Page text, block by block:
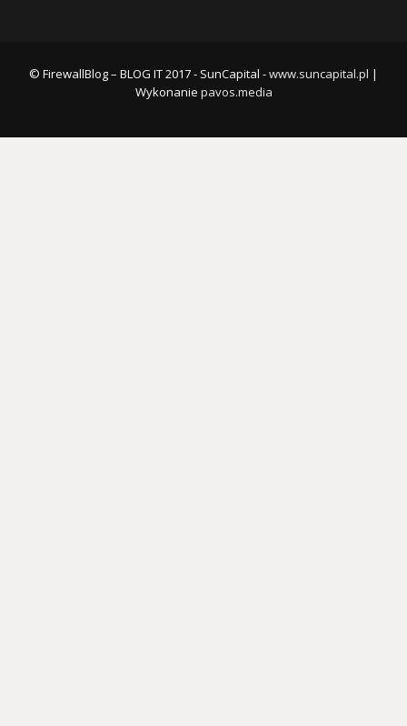
© FirewallBlog – BLOG IT 2017 - SunCapital -www.suncapital.pl |
Wykonanie pavos.media